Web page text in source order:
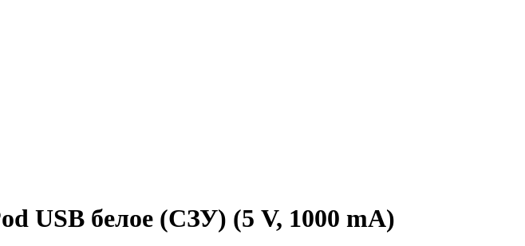
USB белое (СЗУ) (5 V, 1000 mA)